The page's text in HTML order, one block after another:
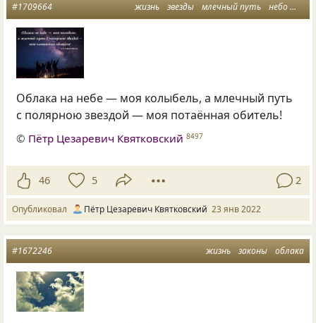
жизнь звезды млечный путь небо
#1709664
Облака на небе — моя колыбель, а млечный путь
с полярною звездой — моя потаённая обитель!
© Пётр Цезаревич Квятковский 8497
46 5 2
Опубликовал Пётр Цезаревич Квятковский 23 янв 2022
жизнь законы облака
#1672246